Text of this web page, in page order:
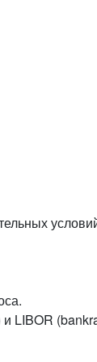
LIBOR